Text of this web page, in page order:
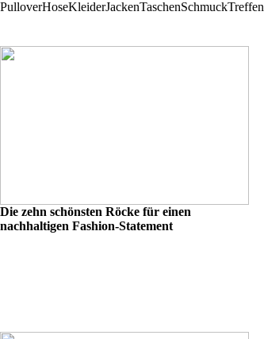
PulloverHoseKleiderJackenTaschenSchmuckTreffen
Die zehn schönsten Röcke für einen
nachhaltigen Fashion-Statement